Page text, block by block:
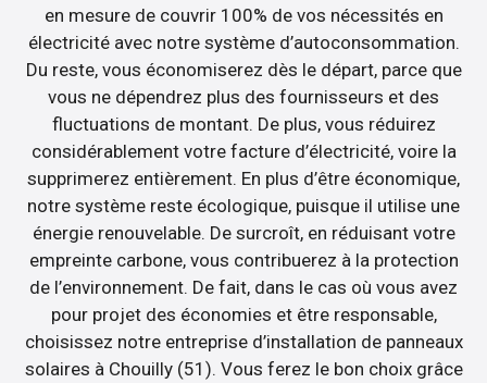
en mesure de couvrir 100% de vos nécessités en
électricité avec notre système d’autoconsommation.
Du reste, vous économiserez dès le départ, parce que
vous ne dépendrez plus des fournisseurs et des
fluctuations de montant. De plus, vous réduirez
considérablement votre facture d’électricité, voire la
supprimerez entièrement. En plus d’être économique,
notre système reste écologique, puisque il utilise une
énergie renouvelable. De surcroît, en réduisant votre
empreinte carbone, vous contribuerez à la protection
de l’environnement. De fait, dans le cas où vous avez
pour projet des économies et être responsable,
choisissez notre entreprise d’installation de panneaux
solaires à Chouilly (51). Vous ferez le bon choix grâce